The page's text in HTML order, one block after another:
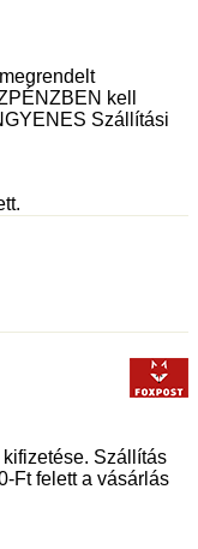
kell
Szállítási
Szállítás
Ft felett a vásárlás